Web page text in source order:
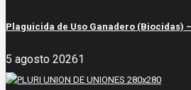
Plaguicida de Uso Ganadero (Biocidas)
5 agosto 20261